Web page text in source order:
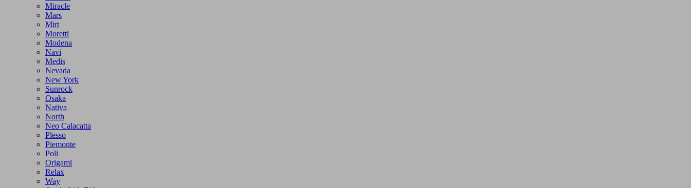
Miracle
Mars
Mirt
Moretti
Modena
Navi
Medis
Nevada
New York
Sunrock
Osaka
Nativa
North
Neo Calacatta
Plesso
Piemonte
Poli
Origami
Relax
Way